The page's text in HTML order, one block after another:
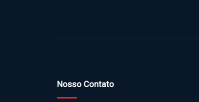
Nosso Contato